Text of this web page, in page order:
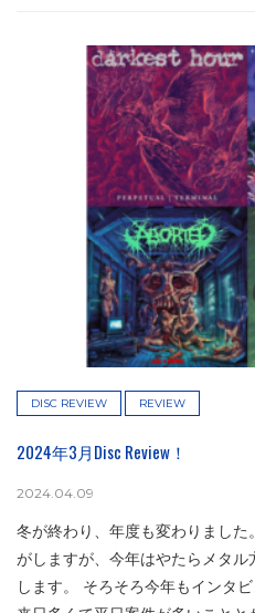
DISC REVIEW REVIEW
2024年3月Disc Review！
2024.04.09
冬が終わり、年度も変わりまし
がしますが、今年はやたらメタ
します。 そろそろ今年もインタ